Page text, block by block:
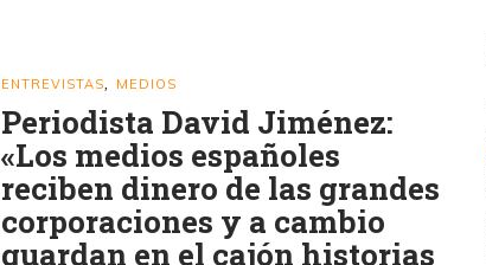
ENTREVISTAS MEDIOS
Periodista David Jiménez:
«Los medios españoles
reciben dinero de las grandes
corporaciones y a cambio
guardan en el cajón historias